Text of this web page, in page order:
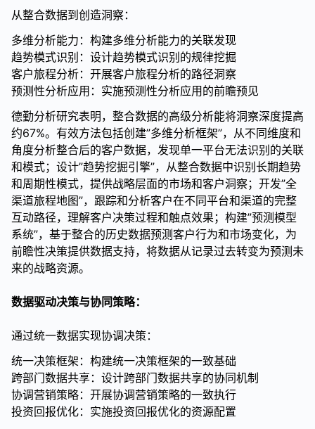
从整合数据到创造洞察：
多维分析能力：构建多维分析能力的关联发现
趋势模式识别：设计趋势模式识别的规律挖掘
客户旅程分析：开展客户旅程分析的路径洞察
预测性分析应用：实施预测性分析应用的前瞻预见
德勤分析研究表明，整合数据的高级分析能将洞察深度提高
约67%。有效方法包括创建”多维分析框架”，从不同维度和
角度分析整合后的客户数据，发现单一平台无法识别的关联
和模式；设计”趋势挖掘引擎”，从整合数据中识别长期趋势
和周期性模式，提供战略层面的市场和客户洞察；开发”全
渠道旅程地图”，跟踪和分析客户在不同平台和渠道的完整
互动路径，理解客户决策过程和触点效果；构建”预测模型
系统”，基于整合的历史数据预测客户行为和市场变化，为
前瞻性决策提供数据支持，将数据从记录过去转变为预测未
来的战略资源。
数据驱动决策与协同策略：
通过统一数据实现协调决策：
统一决策框架：构建统一决策框架的一致基础
跨部门数据共享：设计跨部门数据共享的协同机制
协调营销策略：开展协调营销策略的一致执行
投资回报优化：实施投资回报优化的资源配置